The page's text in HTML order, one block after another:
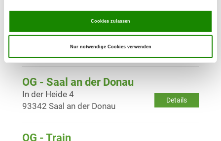
Cookies zulassen
Nur notwendige Cookies verwenden
OG - Riedenburg
Kiefernweg
93339 Riedenburg-Gleislhof
OG - Saal an der Donau
Details
In der Heide 4
93342 Saal an der Donau
OG - Train